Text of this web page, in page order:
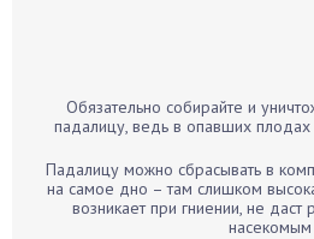
Бархатцы
Белые грибы
Бирючина
Обязательно собирайте и
падалицу, ведь в опавших плодах
Падалицу можно сбрасывать в
на самое дно – там слишком
возникает при гниении, не даст
насекомым